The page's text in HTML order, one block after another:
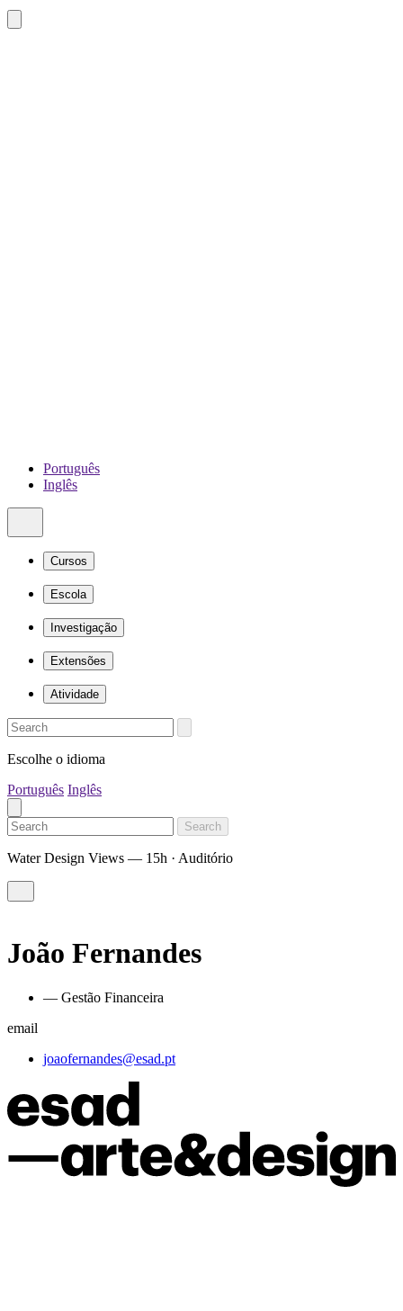
Português
Inglês
Cursos
Escola
Investigação
Extensões
Atividade
Escolhe o idioma
Português Inglês
Search
Water Design Views — 15h · Auditório
João Fernandes
— Gestão Financeira
email
joaofernandes@esad.pt